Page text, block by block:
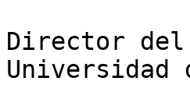
Director del
Universidad